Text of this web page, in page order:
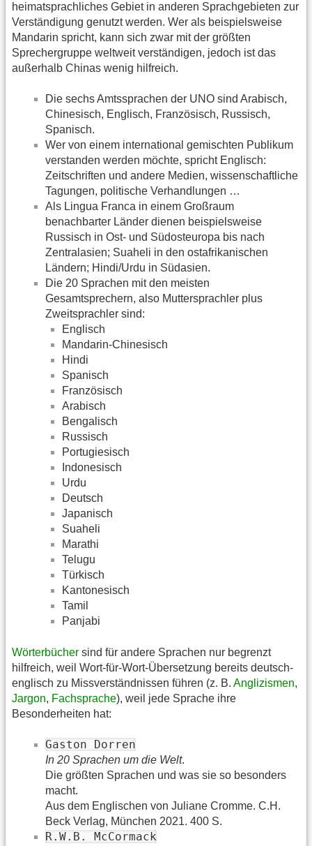
heimatsprachliches Gebiet in anderen Sprachgebieten zur
Verständigung genutzt werden. Wer als beispielsweise
Mandarin spricht, kann sich zwar mit der größten
Sprechergruppe weltweit verständigen, jedoch ist das
außerhalb Chinas wenig hilfreich.
Die sechs Amtssprachen der UNO sind Arabisch,
Chinesisch, Englisch, Französisch, Russisch,
Spanisch.
Wer von einem international gemischten Publikum
verstanden werden möchte, spricht Englisch:
Zeitschriften und andere Medien, wissenschaftliche
Tagungen, politische Verhandlungen …
Als Lingua Franca in einem Großraum
benachbarter Länder dienen beispielsweise
Russisch in Ost- und Südosteuropa bis nach
Zentralasien; Suaheli in den ostafrikanischen
Ländern; Hindi/Urdu in Südasien.
Die 20 Sprachen mit den meisten
Gesamtsprechern, also Muttersprachler plus
Zweitsprachler sind:
Englisch
Mandarin-Chinesisch
Hindi
Spanisch
Französisch
Arabisch
Bengalisch
Russisch
Portugiesisch
Indonesisch
Urdu
Deutsch
Japanisch
Suaheli
Marathi
Telugu
Türkisch
Kantonesisch
Tamil
Panjabi
Wörterbücher sind für andere Sprachen nur begrenzt
hilfreich, weil Wort-für-Wort-Übersetzung bereits deutsch-
englisch zu Missverständnissen führen (z. B. Anglizismen,
Jargon, Fachsprache), weil jede Sprache ihre
Besonderheiten hat:
Gaston Dorren
In 20 Sprachen um die Welt.
Die größten Sprachen und was sie so besonders
macht.
Aus dem Englischen von Juliane Cromme. C.H.
Beck Verlag, München 2021. 400 S.
R.W.B. McCormack